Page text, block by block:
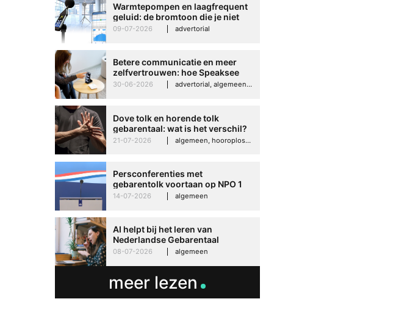
Warmtepompen en laagfrequent
geluid: de bromtoon die je niet
kunt negeren
09-07-2026 advertorial
Betere communicatie en meer
zelfvertrouwen: hoe Speaksee
Imelda helpt om te groeien in
30-06-2026 advertorial, algemeen, hooroplossingen, interview
Dove tolk en horende tolk
gebarentaal: wat is het verschil?
21-07-2026 algemeen, hooroplossingen, hoorproblemen, samenleving & maatschappij
Persconferenties met
gebarentolk voortaan op NPO 1
Extra
14-07-2026 algemeen
AI helpt bij het leren van
Nederlandse Gebarentaal
08-07-2026 algemeen
meer lezen